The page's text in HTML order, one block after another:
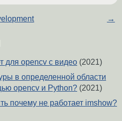
→
для opencv с видео (2021)
в определенной области
opencv и Python? (2021)
почему не работает imshow?